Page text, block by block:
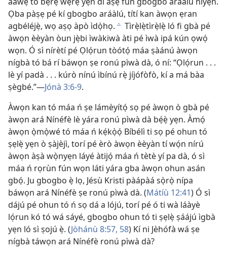
Ọba pàṣẹ pé kí gbogbo aráàlú, títí kan àwọn ẹran
agbéléjẹ̀, wọ aṣọ àpò ìdọ̀họ. c Tìrẹ̀lẹ̀tìrẹ̀lẹ̀ ló fi gbà pé
àwọn èèyàn òun jẹ̀bi ìwàkiwà àti pé ìwà ipá kún ọwọ́
wọn. Ó sì nírètí pé Ọlọ́run tòótọ́ máa ṣàánú àwọn
nígbà tó bá rí báwọn ṣe ronú pìwà dà, ó ní: “Ọlọ́run . . .
lè yí padà . . . kúrò nínú ìbínú rẹ̀ jíjófòfò, kí a má bàa
ṣègbé.”—Jónà 3:6-9.
Àwọn kan tó máa ń ṣe lámèyítọ́ sọ pé àwọn ò gbà pé
àwọn ará Nínéfè lè yára ronú pìwà dà bẹ́ẹ̀ yẹn. Àmọ́
àwọn ọ̀mọ̀wé tó máa ń kẹ́kọ̀ọ́ Bíbélì ti sọ pé ohun tó
ṣẹlẹ̀ yẹn ò ṣàjèjì, torí pé èrò àwọn èèyàn tí wọ́n nírú
àwọn àṣà wọ̀nyẹn láyé àtijọ́ máa ń tètè yí pa dà, ó sì
máa ń rọrùn fún wọn láti yára gba àwọn ohun asán
gbọ́. Ju gbogbo ẹ̀ lọ, Jésù Kristi pàápàá sọ̀rọ̀ nípa
báwọn ará Nínéfè ṣe ronú pìwà dà. (Mátíù 12:41) Ó sì
dájú pé ohun tó ń sọ dá a lójú, torí pé ó ti wà láàyè
lọ́run kó tó wá sáyé, gbogbo ohun tó ti ṣẹlẹ̀ ṣáájú ìgbà
yẹn ló sì ṣojú ẹ̀. (Jòhánù 8:57, 58) Kí ni Jèhófà wá ṣe
nígbà táwọn ará Nínéfè ronú pìwà dà?